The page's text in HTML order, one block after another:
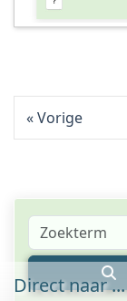
Vorige
Direct naar ...